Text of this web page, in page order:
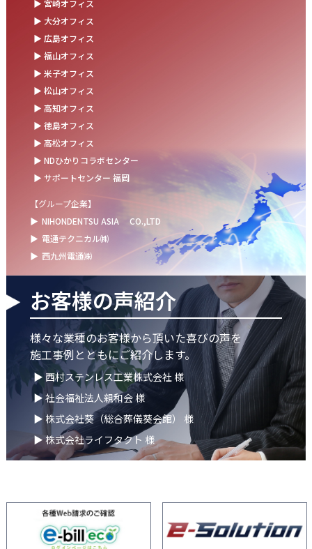
お盆の休業に伴うお知らせ
2025.07.11
事務部会＆懇親会を開催しました！
2025.06.27
＼新卒第9期生 辞令交付式を開催しました／
ウォーターサーバー設置完了！～健康経営の取組み～
▶ 宮崎オフィス
▶ 大分オフィス
▶ 広島オフィス
▶ 福山オフィス
▶ 米子オフィス
▶ 松山オフィス
▶ 高知オフィス
▶ 徳島オフィス
▶ 高松オフィス
▶ NDひかりコラボセンター
▶ サポートセンター 福岡
【グループ企業】
▶ NIHONDENTSU ASIA CO.,LTD
▶ 電通テクニカル㈱
▶ 西九州電通㈱
お客様の声紹介
様々な業種のお客様から頂いた喜びの声を
施工事例とともにご紹介します。
▶ 西村ステンレス工業株式会社 様
▶ 社会福祉法人親和会 様
▶ 株式会社葵（総合葬儀葵会館） 様
▶ 株式会社ライフタクト 様